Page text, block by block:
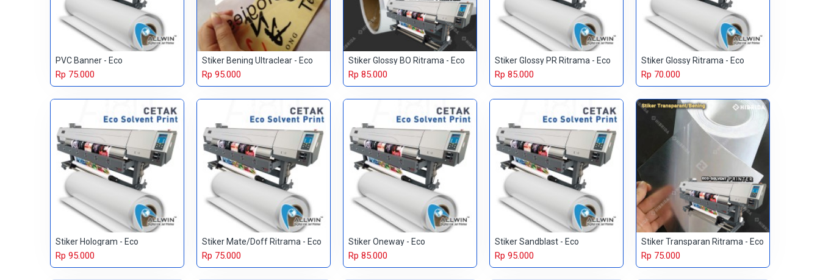
PVC Banner - Eco
Rp 75.000
Stiker Bening Ultraclear - Eco
Rp 95.000
Stiker Glossy BO Ritrama - Eco
Rp 85.000
Stiker Glossy PR Ritrama - Eco
Rp 85.000
Stiker Glossy Ritrama - Eco
Rp 70.000
Stiker Hologram - Eco
Rp 95.000
Stiker Mate/Doff Ritrama - Eco
Rp 75.000
Stiker Oneway - Eco
Rp 85.000
Stiker Sandblast - Eco
Rp 95.000
Stiker Transparan Ritrama - Eco
Rp 75.000